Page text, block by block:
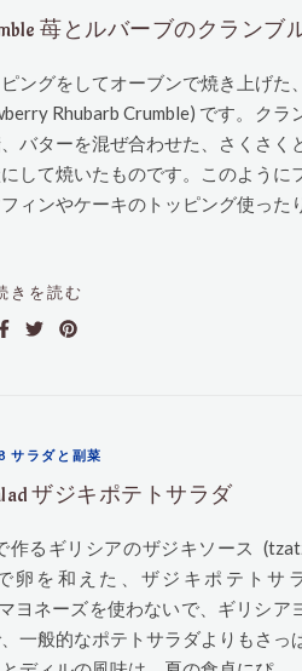
苺とルバーブのクランブ
ングをしてオーブンで焼き上げた
Rhubarb Crumble) です。クラ
バターを混ぜ合わせた、さくさく
して焼いたものです。このように
ィンやケーキのトッピング使った
きを読む
サラダと副菜
ザジキポテトサラダ
作るギリシアのザジキソース
卵を和えた、ザジキポテトサ
ヨネーズを使わないで、ギリシア
一般的なポテトサラダよりもさっ